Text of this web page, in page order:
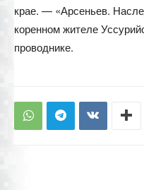
крае. — «Арсеньев.
коренном жителе
проводнике.